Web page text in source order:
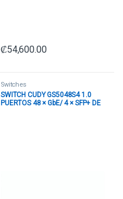
₡54,600.00
Switches
SWITCH CUDY GS5048S4 1.0
PUERTOS 48 × GbE/ 4 × SFP+ DE